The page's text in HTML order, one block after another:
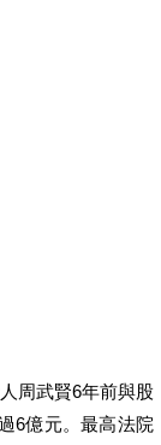
周武賢6年前與股
6億元。最高法院